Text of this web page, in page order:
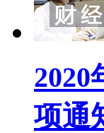
项通